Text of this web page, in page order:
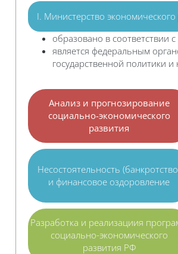
I. Министерство
образовано в
является федеральным
государственной политики
Анализ и прогнозирование
социально-экономического
развития
Несостоятельность
и финансовое оздоровление
Разработка и реализациия
социально-экономического
развития РФ